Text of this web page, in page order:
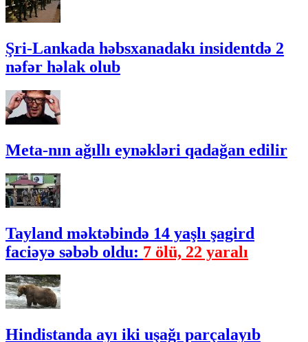
Şri-Lankada həbsxanadakı insidentdə 2
nəfər həlak olub
Meta-nın ağıllı eynəkləri qadağan edilir
Tayland məktəbində 14 yaşlı şagird
faciəyə səbəb oldu: 7 ölü, 22 yaralı
Hindistanda ayı iki uşağı parçalayıb